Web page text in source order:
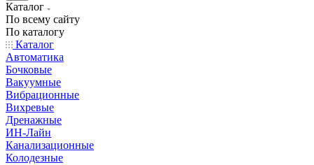
Каталог
По всему сайту
По каталогу
Каталог
Автоматика
Бочковые
Вакуумные
Вибрационные
Вихревые
Дренажные
ИН-Лайн
Канализационные
Колодезные